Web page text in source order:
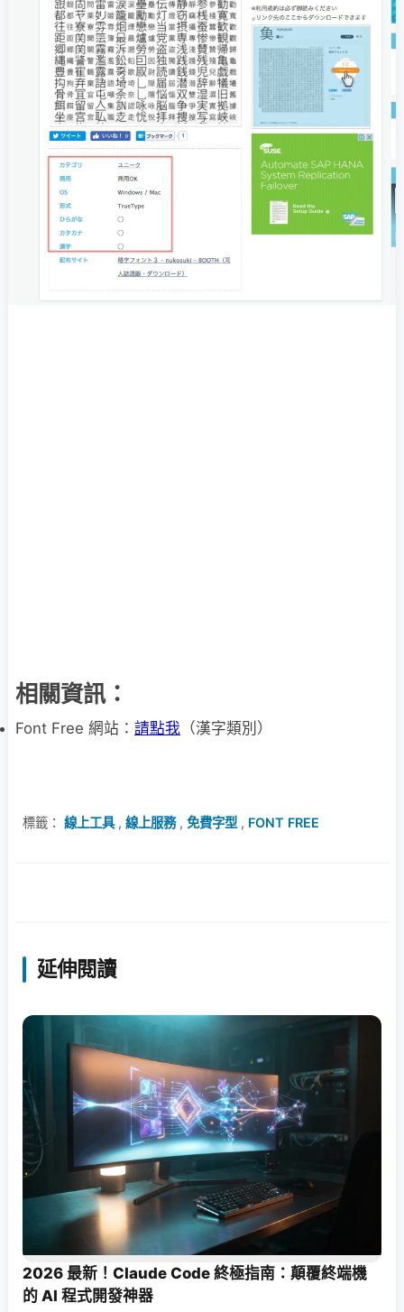
相關資訊：
Font Free 網站： 請點我 （漢字類別）
標籤： 線上工具, 線上服務, 免費字型, FONT FREE
延伸閱讀
2026 最新！Claude Code 終極指南：顛覆終端機
的 AI 程式開發神器